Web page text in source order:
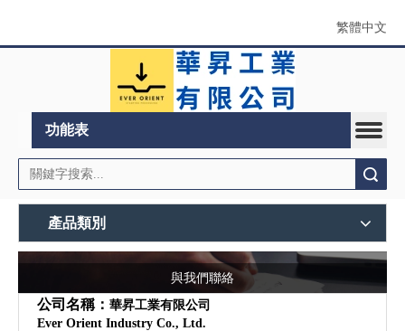
繁體中文
功能表
產品類別
與我們聯絡
公司名稱： 華昇工業有限公司
Ever Orient Industry Co., Ltd.